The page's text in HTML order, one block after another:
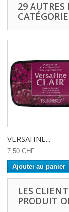
29 AUTRES
VERSAFINE...
7.50 CHF
Ajouter au panier
LES
PRODUIT